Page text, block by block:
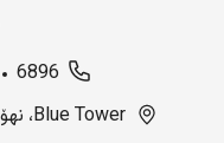
6896
Blue Tower، نهۆمی 4، ئۆفیسی 407، بەغدا، عێراق